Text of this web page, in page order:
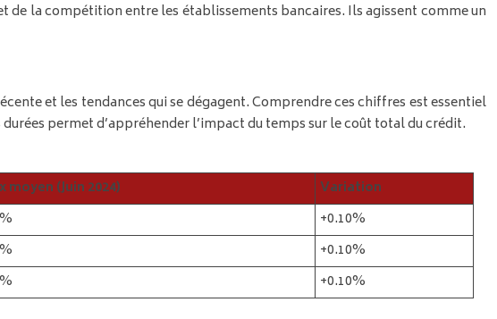
la compétition entre les établissements bancaires. Ils agissent comme un
et les tendances qui se dégagent. Comprendre ces chiffres est essentiel
permet d’appréhender l’impact du temps sur le coût total du crédit.
moyen (Juin 2024)
Variation
+0.10%
+0.10%
+0.10%